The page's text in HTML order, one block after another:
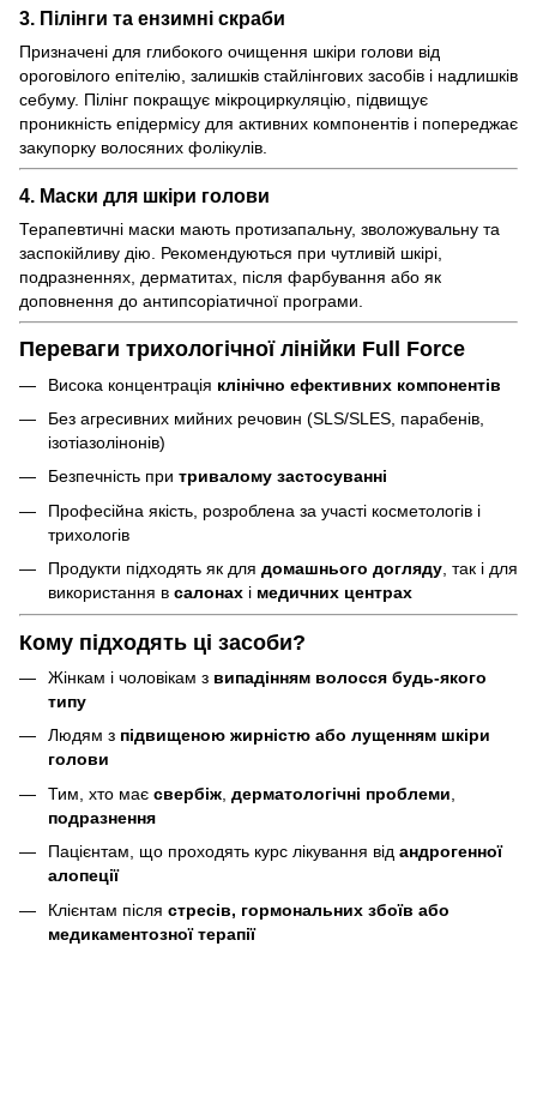
3. Пілінги та ензимні скраби
Призначені для глибокого очищення шкіри голови від
ороговілого епітелію, залишків стайлінгових засобів і надлишків
себуму. Пілінг покращує мікроциркуляцію, підвищує
проникність епідермісу для активних компонентів і попереджає
закупорку волосяних фолікулів.
4. Маски для шкіри голови
Терапевтичні маски мають протизапальну, зволожувальну та
заспокійливу дію. Рекомендуються при чутливій шкірі,
подразненнях, дерматитах, після фарбування або як
доповнення до антипсоріатичної програми.
Переваги трихологічної лінійки Full Force
Висока концентрація клінічно ефективних компонентів
Без агресивних мийних речовин (SLS/SLES, парабенів,
ізотіазолінонів)
Безпечність при тривалому застосуванні
Професійна якість, розроблена за участі косметологів і
трихологів
Продукти підходять як для домашнього догляду , так і для
використання в салонах і медичних центрах
Кому підходять ці засоби?
Жінкам і чоловікам з випадінням волосся будь-якого
типу
Людям з підвищеною жирністю або лущенням шкіри
голови
Тим, хто має свербіж дерматологічні проблеми
подразнення
Пацієнтам, що проходять курс лікування від андрогенної
алопеції
Клієнтам після стресів, гормональних збоїв або
медикаментозної терапії